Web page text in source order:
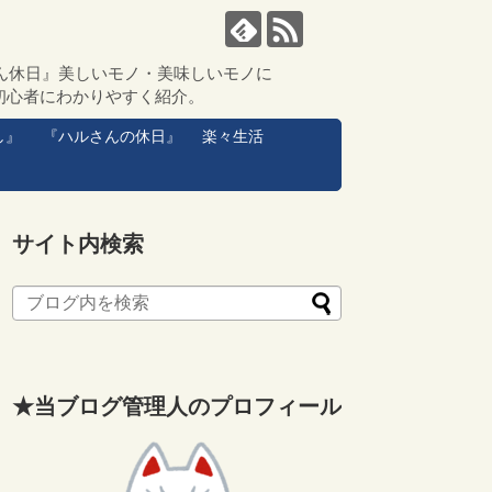
日』美しいモノ・美味しいモノに
者にわかりやすく紹介。
『ハルさんの休日』 楽々生活
サイト内検索
★当ブログ管理人のプロフィール